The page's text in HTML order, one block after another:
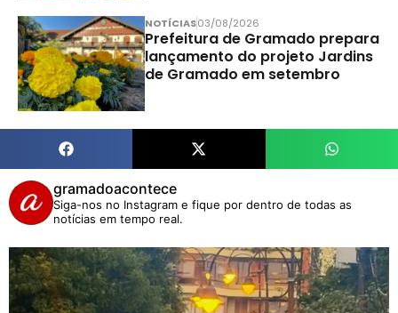
NOTÍCIAS03/08/2026
Prefeitura de Gramado prepara
lançamento do projeto Jardins
de Gramado em setembro
gramadoacontece
Siga-nos no Instagram e fique por dentro de todas as
notícias em tempo real.